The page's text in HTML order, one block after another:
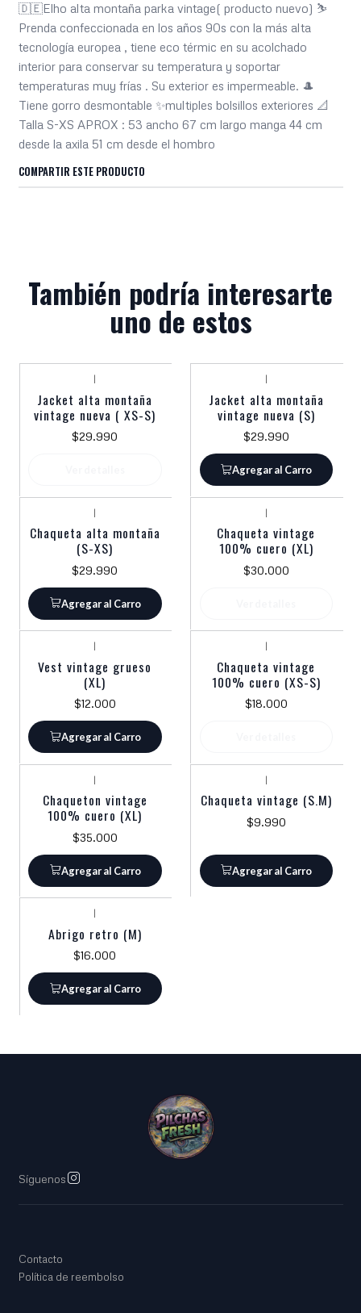
🇩🇪Elho alta montaña parka vintage( producto nuevo) ⛷️
Prenda confeccionada en los años 90s con la más alta
tecnología europea , tiene eco térmic en su acolchado
interior para conservar su temperatura y soportar
temperaturas muy frías . Su exterior es impermeable. 🎩
Tiene gorro desmontable ✨multiples bolsillos exteriores 📐
Talla S-XS APROX : 53 ancho 67 cm largo manga 44 cm
desde la axila 51 cm desde el hombro
COMPARTIR ESTE PRODUCTO
También podría interesarte
uno de estos
|
Jacket alta montaña
vintage nueva ( XS-S)
$29.990
|
Jacket alta montaña
vintage nueva (S)
$29.990
Agregar al Carro
|
Chaqueta alta montaña
(S-XS)
$29.990
Agregar al Carro
|
Chaqueta vintage
100% cuero (XL)
$30.000
|
Vest vintage grueso
(XL)
$12.000
Agregar al Carro
|
Chaqueta vintage
100% cuero (XS-S)
$18.000
|
Chaqueton vintage
100% cuero (XL)
$35.000
Agregar al Carro
|
Chaqueta vintage (S.M)
$9.990
Agregar al Carro
|
Abrigo retro (M)
$16.000
Agregar al Carro
Síguenos
Contacto
Política de reembolso